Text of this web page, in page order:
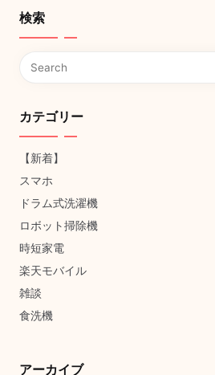
検索
カテゴリー
【新着】
スマホ
ドラム式洗濯機
ロボット掃除機
時短家電
楽天モバイル
雑談
食洗機
アーカイブ